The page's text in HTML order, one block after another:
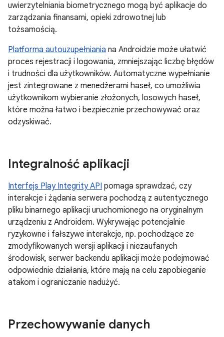
uwierzytelniania biometrycznego mogą być aplikacje do
zarządzania finansami, opieki zdrowotnej lub
tożsamością.
Platforma autouzupełniania na Androidzie może ułatwić
proces rejestracji i logowania, zmniejszając liczbę błędów
i trudności dla użytkowników. Automatyczne wypełnianie
jest zintegrowane z menedżerami haseł, co umożliwia
użytkownikom wybieranie złożonych, losowych haseł,
które można łatwo i bezpiecznie przechowywać oraz
odzyskiwać.
Integralność aplikacji
Interfejs Play Integrity API pomaga sprawdzać, czy
interakcje i żądania serwera pochodzą z autentycznego
pliku binarnego aplikacji uruchomionego na oryginalnym
urządzeniu z Androidem. Wykrywając potencjalnie
ryzykowne i fałszywe interakcje, np. pochodzące ze
zmodyfikowanych wersji aplikacji i niezaufanych
środowisk, serwer backendu aplikacji może podejmować
odpowiednie działania, które mają na celu zapobieganie
atakom i ograniczanie nadużyć.
Przechowywanie danych